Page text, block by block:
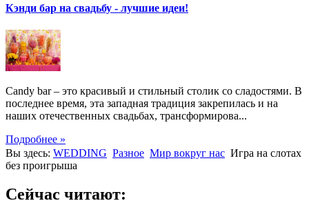
Кэнди бар на свадьбу - лучшие идеи!
Candy bar – это красивый и стильный столик со сладостями. В
последнее время, эта западная традиция закрепилась и на
наших отечественных свадьбах, трансформирова...
Подробнее »
Вы здесь: WEDDING Разное Мир вокруг нас Игра на слотах
без проигрыша
Сейчас читают: